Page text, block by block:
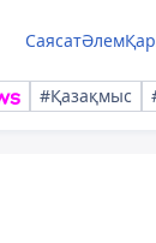
СаясатӘлем
#Қазақмыс